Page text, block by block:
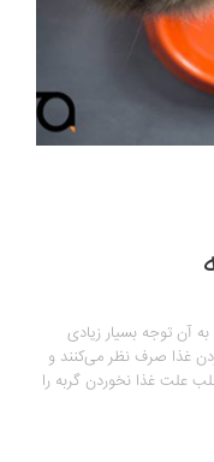
آن توجه بسیار زیادی
غذا صرف نظر می‌کنند و
علت غذا نخوردن گربه را